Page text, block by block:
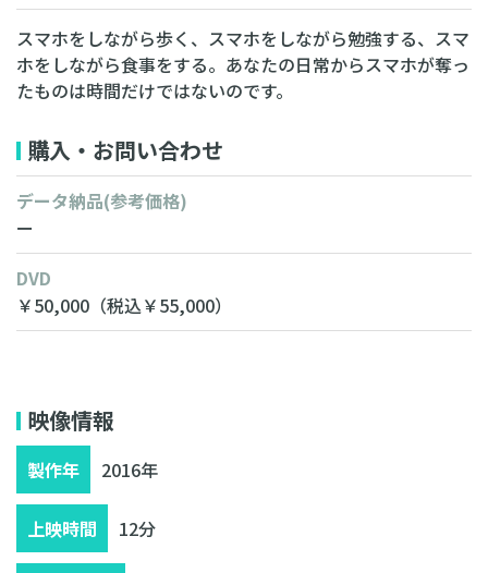
スマホをしながら歩く、スマホをしながら勉強する、スマ
ホをしながら食事をする。あなたの日常からスマホが奪っ
たものは時間だけではないのです。
購入・お問い合わせ
データ納品(参考価格)
ー
DVD
￥50,000 （税込￥55,000）
映像情報
製作年 2016年
上映時間 12分